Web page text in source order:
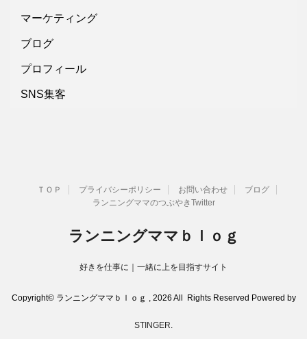
マーケティング
ブログ
プロフィール
SNS集客
ＴＯＰ プライバシーポリシー お問い合わせ
ブログ
ランニングママのつぶやきTwitter
ランニングママｂｌｏｇ
好きを仕事に｜一緒に上を目指すサイト
Copyright© ランニングママｂｌｏｇ , 2026 All Rights Reserved Powered by
STINGER.